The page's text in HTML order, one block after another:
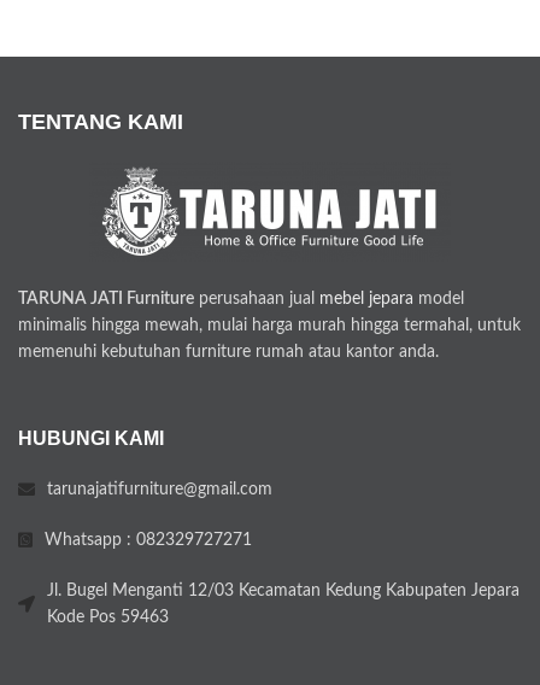
TENTANG KAMI
TARUNA JATI Furniture perusahaan jual mebel jepara model
minimalis hingga mewah, mulai harga murah hingga termahal, untuk
memenuhi kebutuhan furniture rumah atau kantor anda.
HUBUNGI KAMI
tarunajatifurniture@gmail.com
Whatsapp : 082329727271
Jl. Bugel Menganti 12/03 Kecamatan Kedung Kabupaten Jepara
Kode Pos 59463